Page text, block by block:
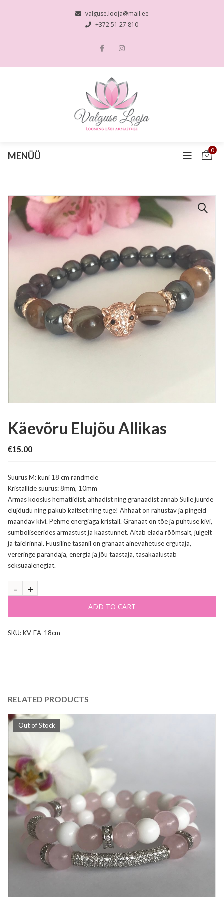
valguse.looja@mail.ee
+372 51 27 810
MENÜÜ
0
Käevõru Elujõu Allikas
€15.00
Suurus M: kuni 18 cm randmele
Kristallide suurus: 8mm, 10mm
Armas kooslus hematiidist, ahhadist ning granaadist annab Sulle juurde
elujõudu ning pakub kaitset ning tuge! Ahhaat on rahustav ja pingeid
maandav kivi. Pehme energiaga kristall. Granaat on tõe ja puhtuse kivi,
sümboliseerides armastust ja kaastunnet. Aitab elada rõõmsalt, julgelt
ja täielrinnal. Füüsiline tasanil on granaat ainevahetuse ergutaja,
vereringe parandaja, energia ja jõu taastaja, tasakaalustab
seksuaalenegiat.
ADD TO CART
SKU:KV-EA-18cm
RELATED PRODUCTS
Out of Stock